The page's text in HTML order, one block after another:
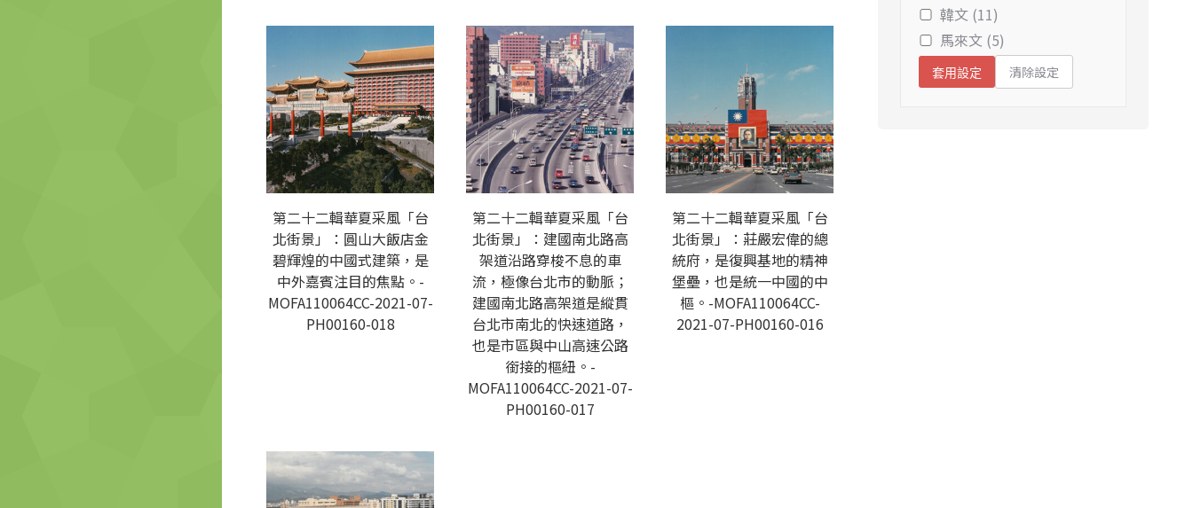
第二十二輯華夏采風「台
北街景」：圓山大飯店金
碧輝煌的中國式建築，是
中外嘉賓注目的焦點。-
MOFA110064CC-2021-07-
PH00160-018
第二十二輯華夏采風「台
北街景」：建國南北路高
架道沿路穿梭不息的車
流，極像台北市的動脈；
建國南北路高架道是縱貫
台北市南北的快速道路，
也是市區與中山高速公路
銜接的樞紐。-
MOFA110064CC-2021-07-
PH00160-017
第二十二輯華夏采風「台
北街景」：莊嚴宏偉的總
統府，是復興基地的精神
堡壘，也是統一中國的中
樞。-MOFA110064CC-
2021-07-PH00160-016
韓文 (11)
馬來文 (5)
套用設定 清除設定